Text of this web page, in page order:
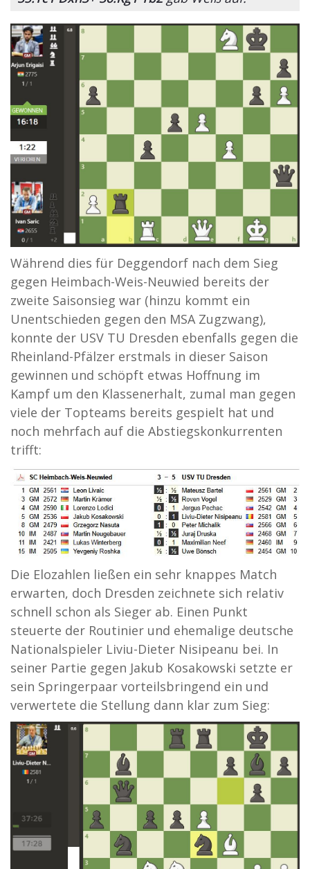
Während dies für Deggendorf nach dem Sieg
gegen Heimbach-Weis-Neuwied bereits der
zweite Saisonsieg war (hinzu kommt ein
Unentschieden gegen den MSA Zugzwang),
konnte der USV TU Dresden ebenfalls gegen die
Rheinland-Pfälzer erstmals in dieser Saison
gewinnen und schöpft etwas Hoffnung im
Kampf um den Klassenerhalt, zumal man gegen
viele der Topteams bereits gespielt hat und
noch mehrfach auf die Abstiegskonkurrenten
trifft:
Die Elozahlen ließen ein sehr knappes Match
erwarten, doch Dresden zeichnete sich relativ
schnell schon als Sieger ab. Einen Punkt
steuerte der Routinier und ehemalige deutsche
Nationalspieler Liviu-Dieter Nisipeanu bei. In
seiner Partie gegen Jakub Kosakowski setzte er
sein Springerpaar vorteilsbringend ein und
verwertete die Stellung dann klar zum Sieg: